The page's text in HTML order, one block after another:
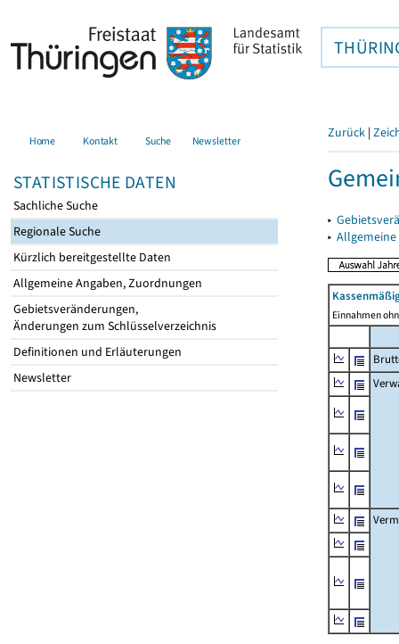
Home Kontakt Suche Newsletter
STATISTISCHE DATEN
Sachliche Suche
Regionale Suche
Kürzlich bereitgestellte Daten
Allgemeine Angaben, Zuordnungen
Gebietsveränderungen,
Änderungen zum Schlüsselverzeichnis
Definitionen und Erläuterungen
Newsletter
Zurück |
▸
▸
Einnahmen